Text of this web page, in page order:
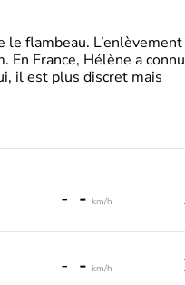
le flambeau. L’enlèvement
En France, Hélène a connu
il est plus discret mais
- - km/h
- - km/h